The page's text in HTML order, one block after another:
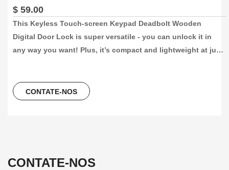
$ 59.00
This Keyless Touch-screen Keypad Deadbolt Wooden
Digital Door Lock is super versatile - you can unlock it in
any way you want! Plus, it’s compact and lightweight at just
CONTATE-NOS
CONTATE-NOS